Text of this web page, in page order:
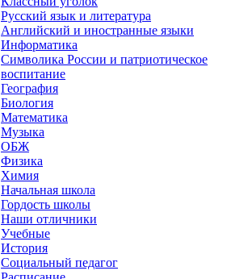
Русский язык и литература
Английский и иностранные языки
Информатика
Символика России и патриотическое
воспитание
География
Биология
Математика
Музыка
ОБЖ
Физика
Химия
Начальная школа
Гордость школы
Наши отличники
Учебные
История
Социальный педагог